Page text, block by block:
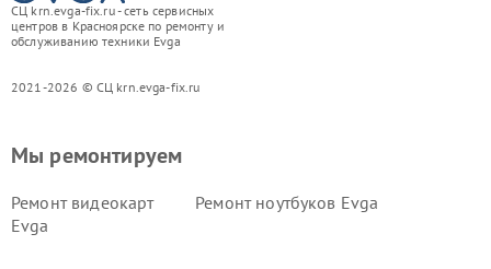
СЦ krn.evga-fix.ru - сеть сервисных
центров в Красноярске по ремонту и
обслуживанию техники Evga
2021-2026 © СЦ krn.evga-fix.ru
Мы ремонтируем
Ремонт видеокарт
Evga
Ремонт ноутбуков Evga